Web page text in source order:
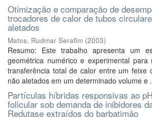
Otimização e comparação de
trocadores de calor de tubos
aletados
Matos, Rudmar Serafim (2003)
Resumo: Este trabalho apresenta um
geométrica numérico e experimental
transferência total de calor entre um feixe
não aletados em um determinado volume e
Partículas híbridas responsivas ao
folicular sob demanda de inibidores
Redutase extraídos do barbatimão